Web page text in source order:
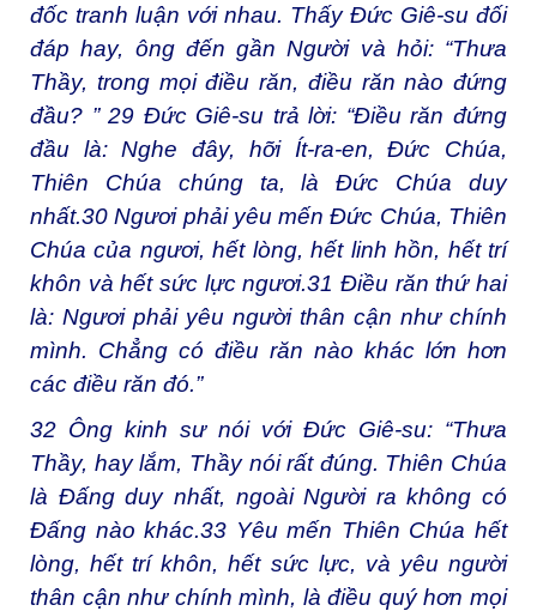
đốc tranh luận với nhau. Thấy Đức Giê-su đối
đáp hay, ông đến gần Người và hỏi: “Thưa
Thầy, trong mọi điều răn, điều răn nào đứng
đầu? ”29 Đức Giê-su trả lời: “Điều răn đứng
đầu là: Nghe đây, hỡi Ít-ra-en, Đức Chúa,
Thiên Chúa chúng ta, là Đức Chúa duy
nhất.30 Ngươi phải yêu mến Đức Chúa, Thiên
Chúa của ngươi, hết lòng, hết linh hồn, hết trí
khôn và hết sức lực ngươi.31 Điều răn thứ hai
là: Ngươi phải yêu người thân cận như chính
mình. Chẳng có điều răn nào khác lớn hơn
các điều răn đó.”
32 Ông kinh sư nói với Đức Giê-su: “Thưa
Thầy, hay lắm, Thầy nói rất đúng. Thiên Chúa
là Đấng duy nhất, ngoài Người ra không có
Đấng nào khác.33 Yêu mến Thiên Chúa hết
lòng, hết trí khôn, hết sức lực, và yêu người
thân cận như chính mình, là điều quý hơn mọi